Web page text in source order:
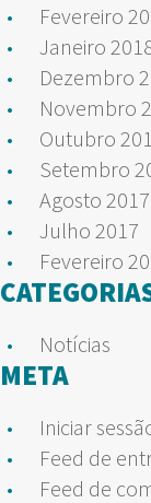
Fevereiro
Janeiro
Dezembro
Novembro
Outubro
Setembro
Agosto 2017
Julho 2017
Fevereiro
Notícias
META
Iniciar
Feed de
Feed de